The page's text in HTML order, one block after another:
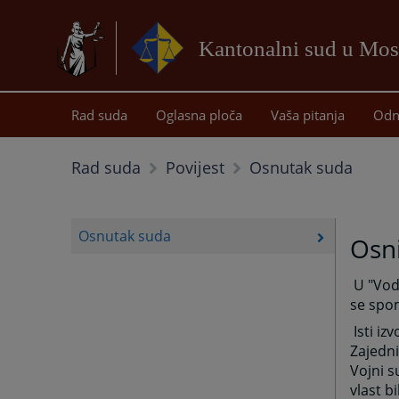
Kantonalni sud u
Rad suda Oglasna ploča Vaša pitanja
Rad suda Povijest Osnutak suda
Osnutak suda
U
se
Isti
Vojni
vlast